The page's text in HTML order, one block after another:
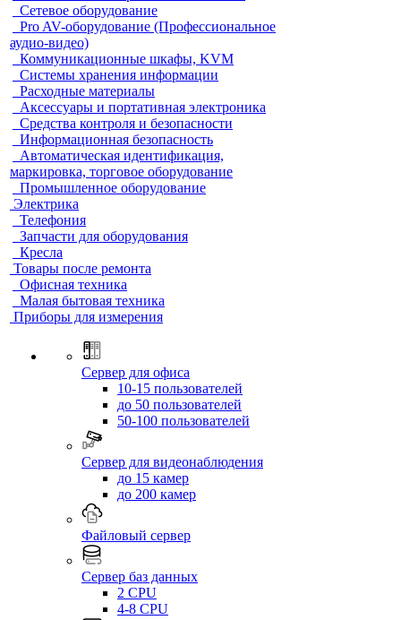
Сетевое оборудование
Pro AV-оборудование (Профессиональное
аудио-видео)
Коммуникационные шкафы, KVM
Системы хранения информации
Расходные материалы
Аксессуары и портативная электроника
Средства контроля и безопасности
Информационная безопасность
Автоматическая идентификация,
маркировка, торговое оборудование
Промышленное оборудование
Электрика
Телефония
Запчасти для оборудования
Кресла
Товары после ремонта
Офисная техника
Малая бытовая техника
Приборы для измерения
Сервер для офиса
10-15 пользователей
до 50 пользователей
50-100 пользователей
Сервер для видеонаблюдения
до 15 камер
до 200 камер
Файловый сервер
Сервер баз данных
2 CPU
4-8 CPU